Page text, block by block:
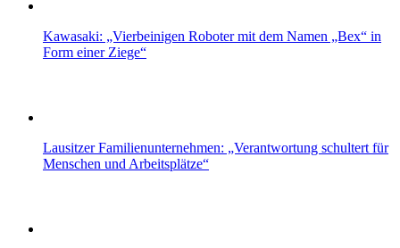
Kawasaki: „Vierbeinigen Roboter mit dem Namen „Bex“ in
Form einer Ziege“
Lausitzer Familienunternehmen: „Verantwortung schultert für
Menschen und Arbeitsplätze“